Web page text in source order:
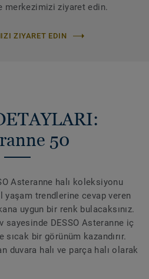
merkezimizi ziyaret edin.
ZIYARET EDIN
50
Asteranne halı koleksiyonu
yaşam trendlerine cevap veren
uygun bir renk bulacaksınız.
sayesinde DESSO Asteranne iç
sıcak bir görünüm kazandırır.
duvara halı ve parça halı olarak